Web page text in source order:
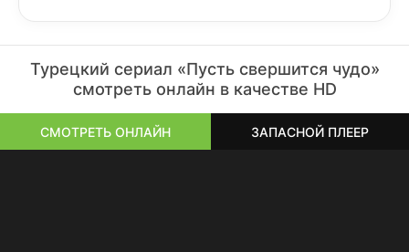
Турецкий сериал «Пусть свершится чудо»
смотреть онлайн в качестве HD
СМОТРЕТЬ ОНЛАЙН ЗАПАСНОЙ ПЛЕЕР